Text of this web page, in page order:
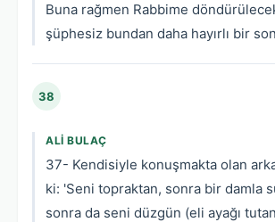
Buna rağmen Rabbime
şüphesiz bundan daha hayırlı bir
38
ALI BULAÇ
37- Kendisiyle konuşmakta olan
ki: 'Seni topraktan, sonra bir damla
sonra da seni düzgün (eli ayağı